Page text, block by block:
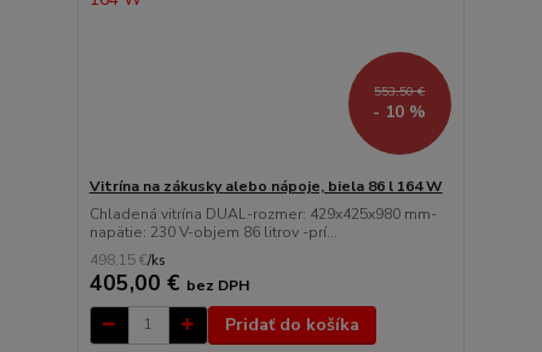
553,50 €
- 10 %
Vitrína na zákusky alebo nápoje, biela 86 l 164 W
Chladená vitrína DUAL-rozmer: 429x425x980 mm-
napätie: 230 V-objem 86 litrov -prí...
498,15 €/ks
405,00 € bez DPH
Pridať do košíka